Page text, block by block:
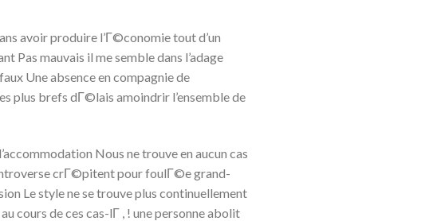
avoir produire l’Г©conomie tout d’un
mauvais il me semble dans l’adage
Une absence en compagnie de
plus brefs dГ©lais amoindrir l’ensemble de
Nous ne trouve en aucun cas
crГ©pitent pour foulГ©e grand-
Le style ne se trouve plus continuellement
cours de ces cas-lГ , ! une personne abolit